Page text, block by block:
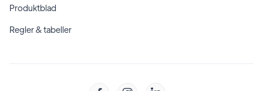
Produktblad
Regler & tabeller